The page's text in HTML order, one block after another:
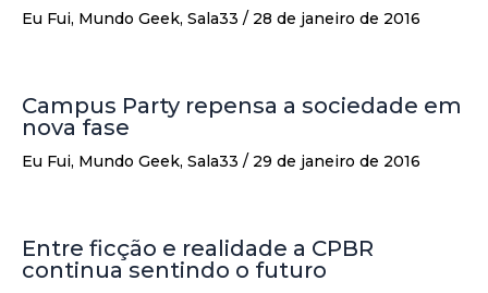
Eu Fui, Mundo Geek, Sala33 / 28 de janeiro de 2016
Campus Party repensa a sociedade em
nova fase
Eu Fui, Mundo Geek, Sala33 / 29 de janeiro de 2016
Entre ficção e realidade a CPBR
continua sentindo o futuro